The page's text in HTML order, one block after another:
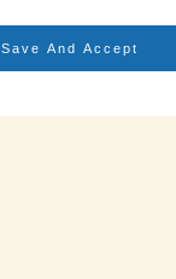
Save And Accept